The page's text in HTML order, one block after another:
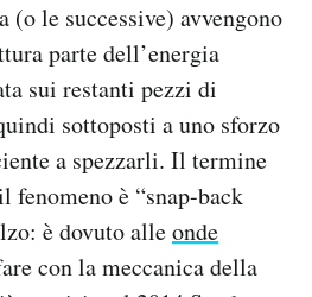
(o le successive) avvengono
parte dell’energia
sui restanti pezzi di
sottoposti a uno sforzo
a spezzarli. Il termine
fenomeno è “snap-back
è dovuto alleonde
con la meccanica della